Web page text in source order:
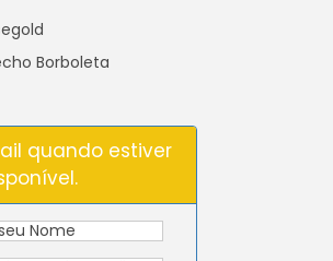
Borboleta
quando estiver